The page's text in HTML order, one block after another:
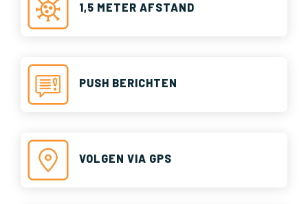
1,5 METER AFSTAND
PUSH BERICHTEN
VOLGEN VIA GPS